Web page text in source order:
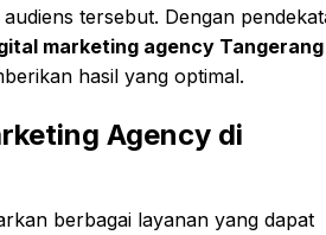
tersebut. Dengan
marketing agency Tangerang
hasil yang optimal.
Agency di
berbagai layanan yang dapat